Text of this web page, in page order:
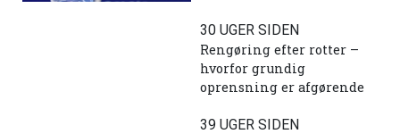
30 UGER SIDEN
Rengøring efter rotter –
hvorfor grundig
oprensning er afgørende
39 UGER SIDEN